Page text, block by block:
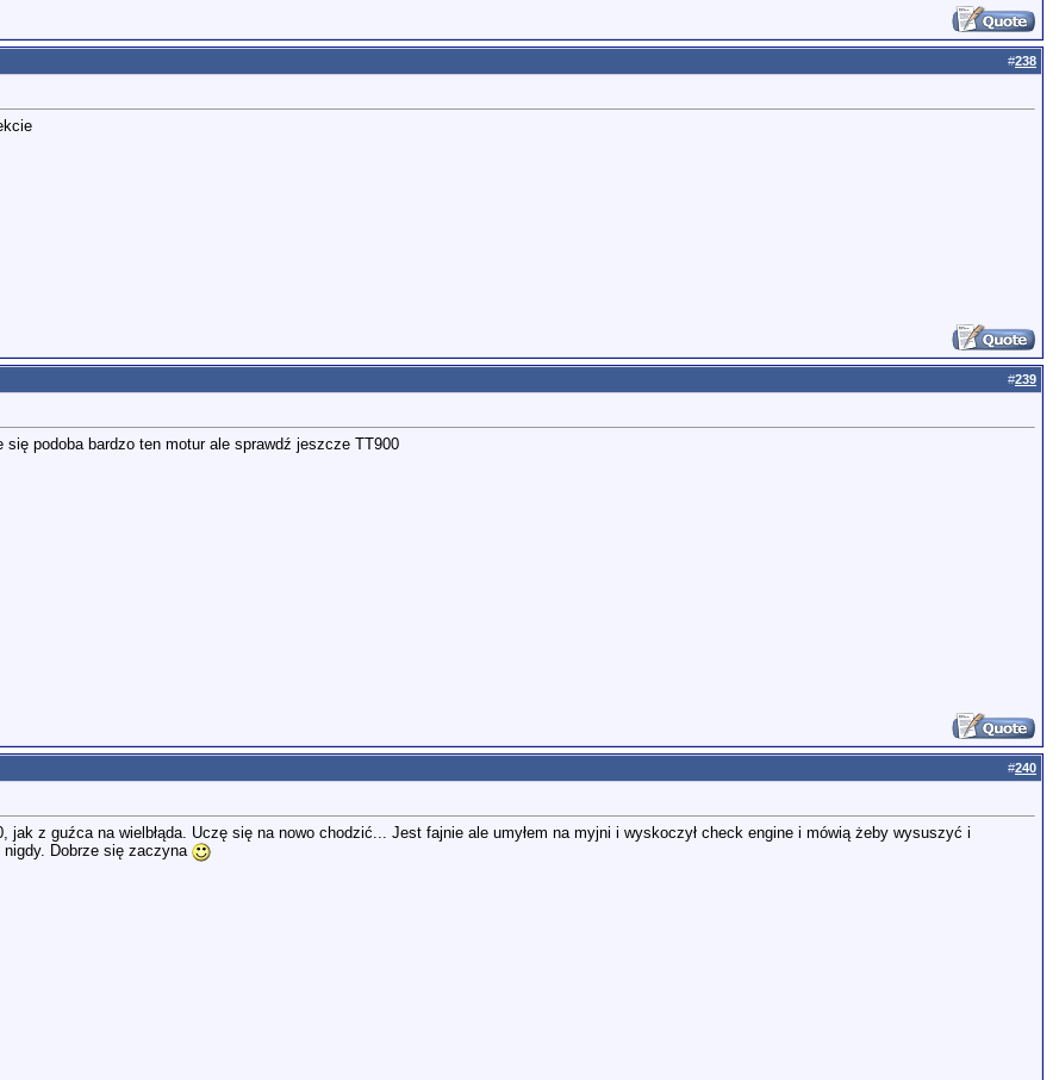
#238
#239
się podoba bardzo ten motur ale sprawdź jeszcze TT900
#240
jak z guźca na wielbłąda. Uczę się na nowo chodzić... Jest fajnie ale umyłem na myjni i wyskoczył check engine i mówią żeby wysuszyć i
Dobrze się zaczyna